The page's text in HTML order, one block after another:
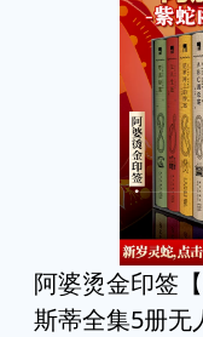
阿婆烫金印签
斯蒂全集5册无